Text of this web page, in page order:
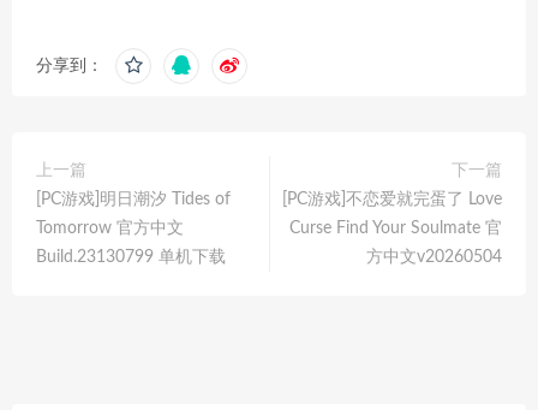
分享到：
上一篇
[PC游戏]明日潮汐 Tides of
Tomorrow 官方中文
Build.23130799 单机下载
下一篇
[PC游戏]不恋爱就完蛋了 Love
Curse Find Your Soulmate 官
方中文v20260504